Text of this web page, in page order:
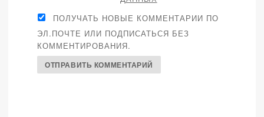
ПОЛУЧАТЬ НОВЫЕ КОММЕНТАРИИ ПО
ЭЛ.ПОЧТЕ ИЛИ ПОДПИСАТЬСЯ БЕЗ
КОММЕНТИРОВАНИЯ.